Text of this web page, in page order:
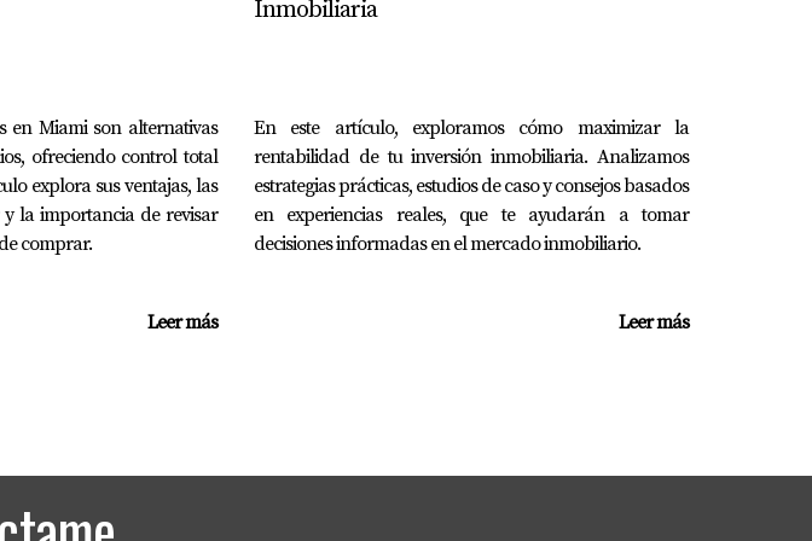
atractivo suelen ser muy efectivas.
tú mismo, contratar a un agente puede ser una excelente opción para
cuando sea necesario; Mariana Romero está lista para ayudarte a
en Miami son alternativas
ofreciendo control total
explora sus ventajas, las
la importancia de revisar
comprar.
Leer más
Inmobiliaria
En este artículo, exploramos cómo maximizar la
rentabilidad de tu inversión inmobiliaria. Analizamos
estrategias prácticas, estudios de caso y consejos basados
en experiencias reales, que te ayudarán a tomar
decisiones informadas en el mercado inmobiliario.
Leer más